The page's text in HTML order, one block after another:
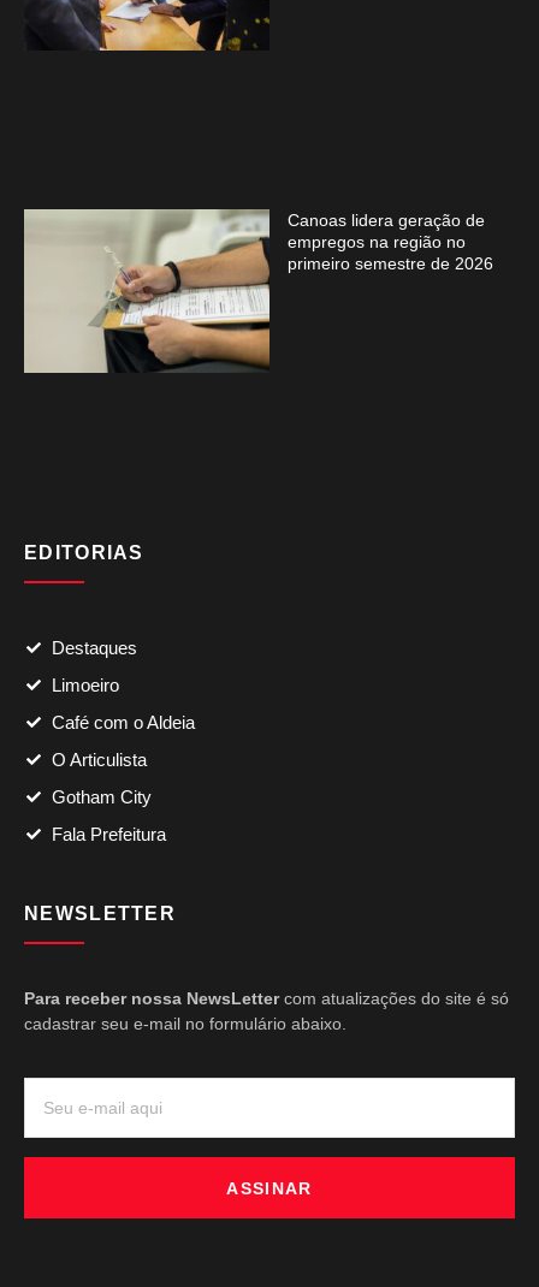
Canoas lidera geração de
empregos na região no
primeiro semestre de 2026
EDITORIAS
Destaques
Limoeiro
Café com o Aldeia
O Articulista
Gotham City
Fala Prefeitura
NEWSLETTER
Para receber nossa NewsLettercom atualizações do site é só
cadastrar seu e-mail no formulário abaixo.
ASSINAR